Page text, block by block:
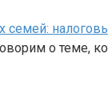
семей:
о теме,